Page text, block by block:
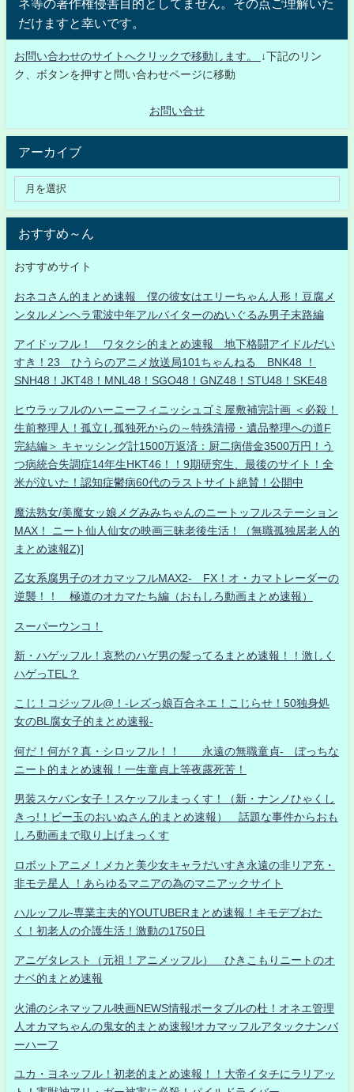
ネ等の著作権侵害目的としてません。その点ご理解いた
だけますと幸いです。
お問い合わせのサイトへクリックで移動します。
↓下記のリン
ク、ボタンを押すと問い合わせページに移動
お問い合せ
アーカイブ
おすすめ～ん
おすすめサイト
おネコさん的まとめ速報 僕の彼女はエリーちゃん人形！豆腐メ
ンタルメンヘラ電波中年アルバイターのぬいぐるみ男子末路編
アイドッフル！ ワタクシ的まとめ速報 地下格闘アイドルだい
すき！23 ひうらのアニメ放送局101ちゃんねる BNK48 ！
SNH48！JKT48！MNL48！SGO48！GNZ48！STU48！SKE48
ヒウラッフルのハーニーフィニッシュゴミ屋敷補完計画 ＜必殺！
生前整理人！孤立し孤独死からの～特殊清掃・遺品整理への道F
完結編＞ キャッシング計1500万返済：厨二病借金3500万円！う
つ病統合失調症14年生HKT46！！9期研究生、最後のサイト！全
米が泣いた！認知症鬱病60代のラストサイト絶賛！公開中
魔法熟女/美魔女ッ娘メグみみちゃんのニートッフルステーション
MAX！ ニート仙人仙女の映画三昧老後生活！（無職孤独居老人的
まとめ速報Z)]
乙女系腐男子のオカマッフルMAX2- FX！オ・カマトレーダーの
逆襲！！ 極道のオカマたち編（おもしろ動画まとめ速報）
スーパーウンコ！
新・ハゲッフル！哀愁のハゲ男の髪ってるまとめ速報！！激しく
ハゲっTEL？
こじ！コジッフル@！-レズっ娘百合ネエ！こじらせ！50独身処
女のBL腐女子的まとめ速報-
何だ！何が？真・シロッフル！！ 永遠の無職童貞- ぼっちな
ニート的まとめ速報！一生童貞上等夜露死苦！
男装スケバン女子！スケッフルまっくす！（新・ナンノひゃくし
きっ!！ビー玉のおいぬさん的まとめ速報） 話題な事件からおも
しろ動画まで取り上げまっくす
ロボットアニメ！メカと美少女キャラだいすき永遠の非リア充・
非モテ星人 ！あらゆるマニアの為のマニアックサイト
ハルッフル-専業主夫的YOUTUBERまとめ速報！キモデブおた
く！初老人の介護生活！激動の1750日
アニゲタレスト（元祖！アニメッフル） ひきこもりニートのオ
ナベ的まとめ速報
火浦のシネマッフル映画NEWS情報ポータブルの杜！オネエ管理
人オカマちゃんの鬼女的まとめ速報!オカマッフルアタックナンバ
ーハーフ
ユカ・ヨネッフル！初老的まとめ速報！！大帝イタチにラリアッ